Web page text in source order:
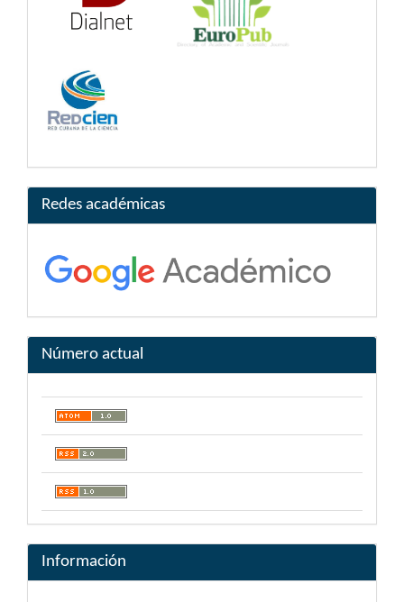
Redes académicas
Número actual
Información